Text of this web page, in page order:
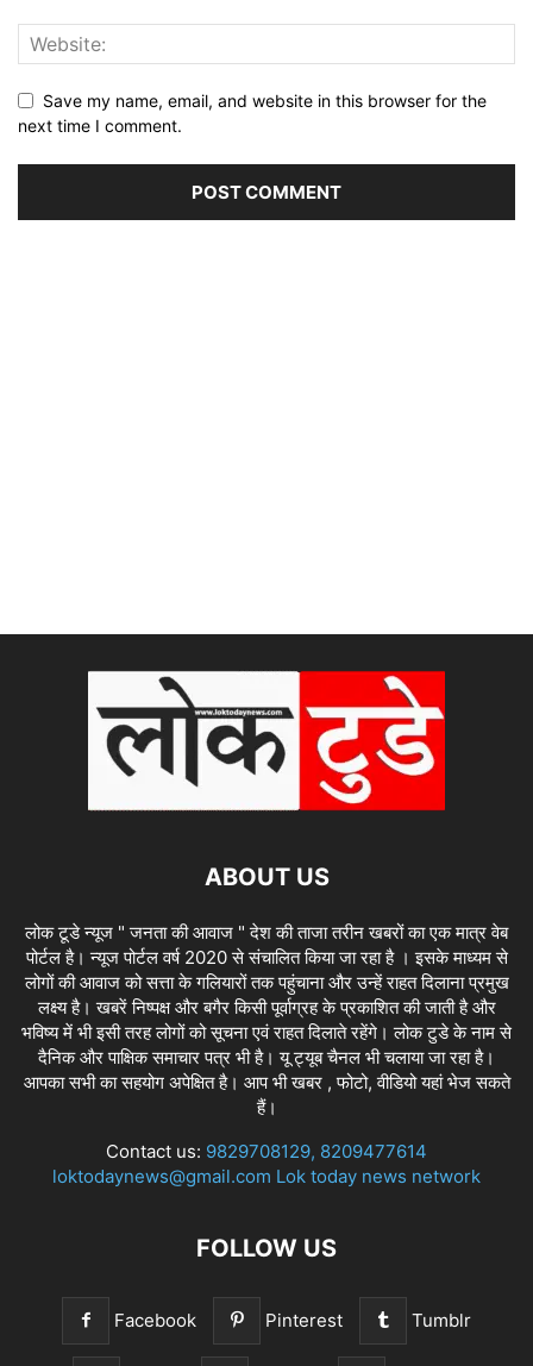
Save my name, email, and website in this browser for the
next time I comment.
ABOUT US
लोक टूडे न्यूज " जनता की आवाज " देश की ताजा तरीन खबरों का एक मात्र वेब
पोर्टल है। न्यूज पोर्टल वर्ष 2020 से संचालित किया जा रहा है । इसके माध्यम से
लोगों की आवाज को सत्ता के गलियारों तक पहुंचाना और उन्हें राहत दिलाना प्रमुख
लक्ष्य है। खबरें निष्पक्ष और बगैर किसी पूर्वाग्रह के प्रकाशित की जाती है और
भविष्य में भी इसी तरह लोगों को सूचना एवं राहत दिलाते रहेंगे। लोक टुडे के नाम से
दैनिक और पाक्षिक समाचार पत्र भी है। यू ट्यूब चैनल भी चलाया जा रहा है।
आपका सभी का सहयोग अपेक्षित है। आप भी खबर , फोटो, वीडियो यहां भेज सकते
हैं।
Contact us: 9829708129, 8209477614
loktodaynews@gmail.com Lok today news network
FOLLOW US
Facebook Pinterest Tumblr